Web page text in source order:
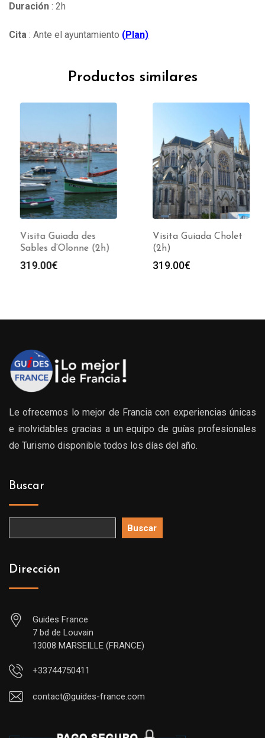
Duración : 2h
Cita : Ante el ayuntamiento (Plan)
Productos similares
Visita Guiada des
Sables d’Olonne (2h)
319.00€
Visita Guiada Cholet
(2h)
319.00€
Le ofrecemos lo mejor de Francia con experiencias únicas
e inolvidables gracias a un equipo de guías profesionales
de Turismo disponible todos los días del año.
Buscar
Buscar
Dirección
Guides France
7 bd de Louvain
13008 MARSEILLE (FRANCE)
+33744750411
contact@guides-france.com